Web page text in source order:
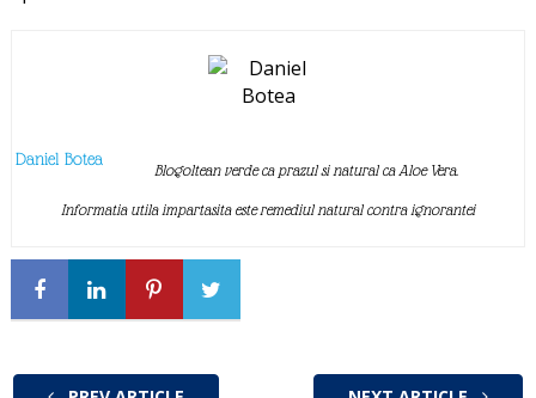
Daniel Botea
Blogoltean verde ca prazul si natural ca Aloe Vera.
Informatia utila impartasita este remediul natural contra ignorantei